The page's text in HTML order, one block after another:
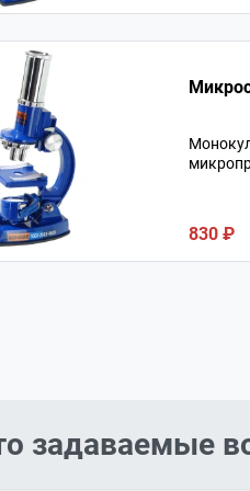
830 ₽
задаваемые